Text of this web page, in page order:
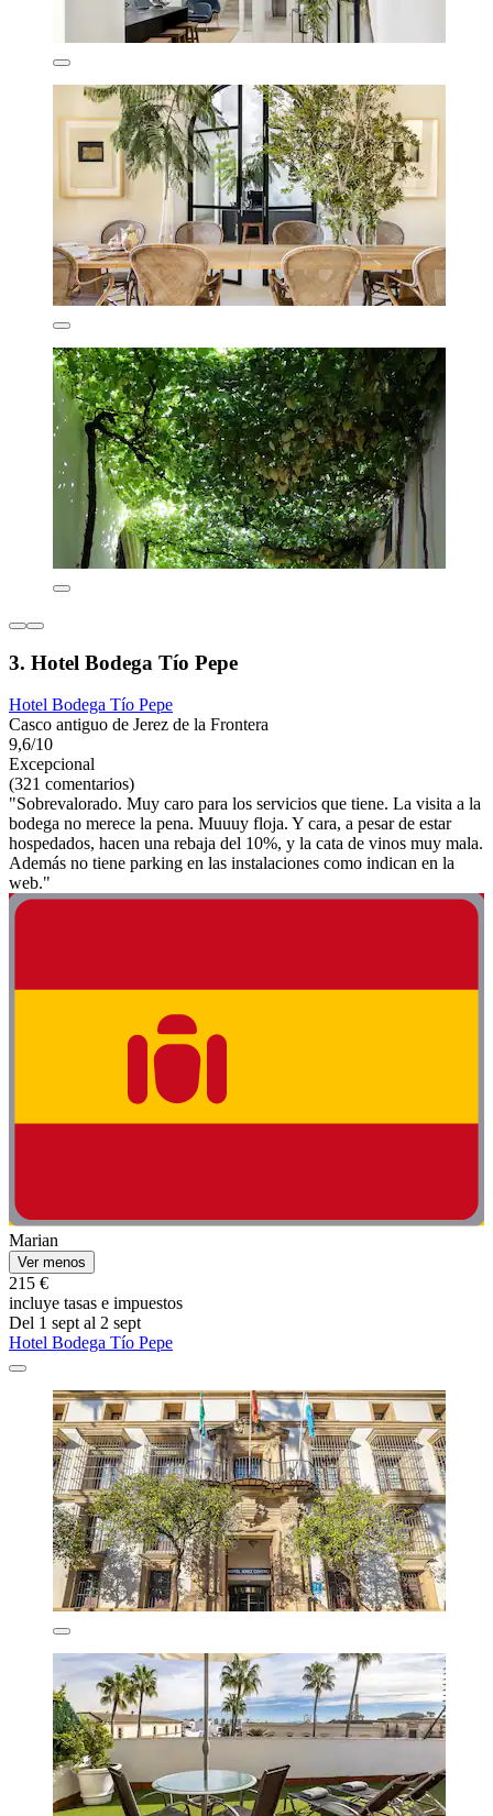
3. Hotel Bodega Tío Pepe
Hotel Bodega Tío Pepe
Casco antiguo de Jerez de la Frontera
9,6/10
Excepcional
(321 comentarios)
"Sobrevalorado. Muy caro para los servicios que tiene. La visita a la
bodega no merece la pena. Muuuy floja. Y cara, a pesar de estar
hospedados, hacen una rebaja del 10%, y la cata de vinos muy mala.
Además no tiene parking en las instalaciones como indican en la
web."
Marian
Ver menos
215 €
incluye tasas e impuestos
Del 1 sept al 2 sept
Hotel Bodega Tío Pepe